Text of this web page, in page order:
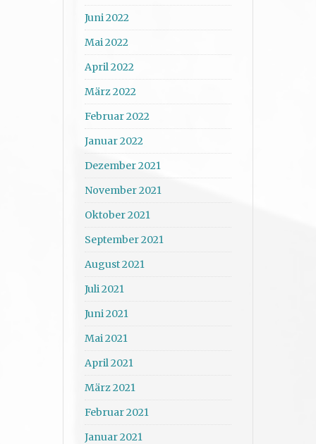
Juni 2022
Mai 2022
April 2022
März 2022
Februar 2022
Januar 2022
Dezember 2021
November 2021
Oktober 2021
September 2021
August 2021
Juli 2021
Juni 2021
Mai 2021
April 2021
März 2021
Februar 2021
Januar 2021